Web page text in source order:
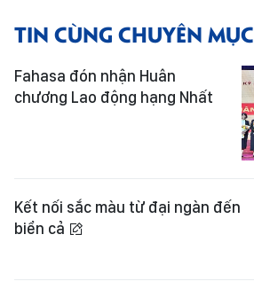
TIN CÙNG CHUYÊN MỤC
Fahasa đón nhận Huân
chương Lao động hạng Nhất
Kết nối sắc màu từ đại ngàn đến
biển cả